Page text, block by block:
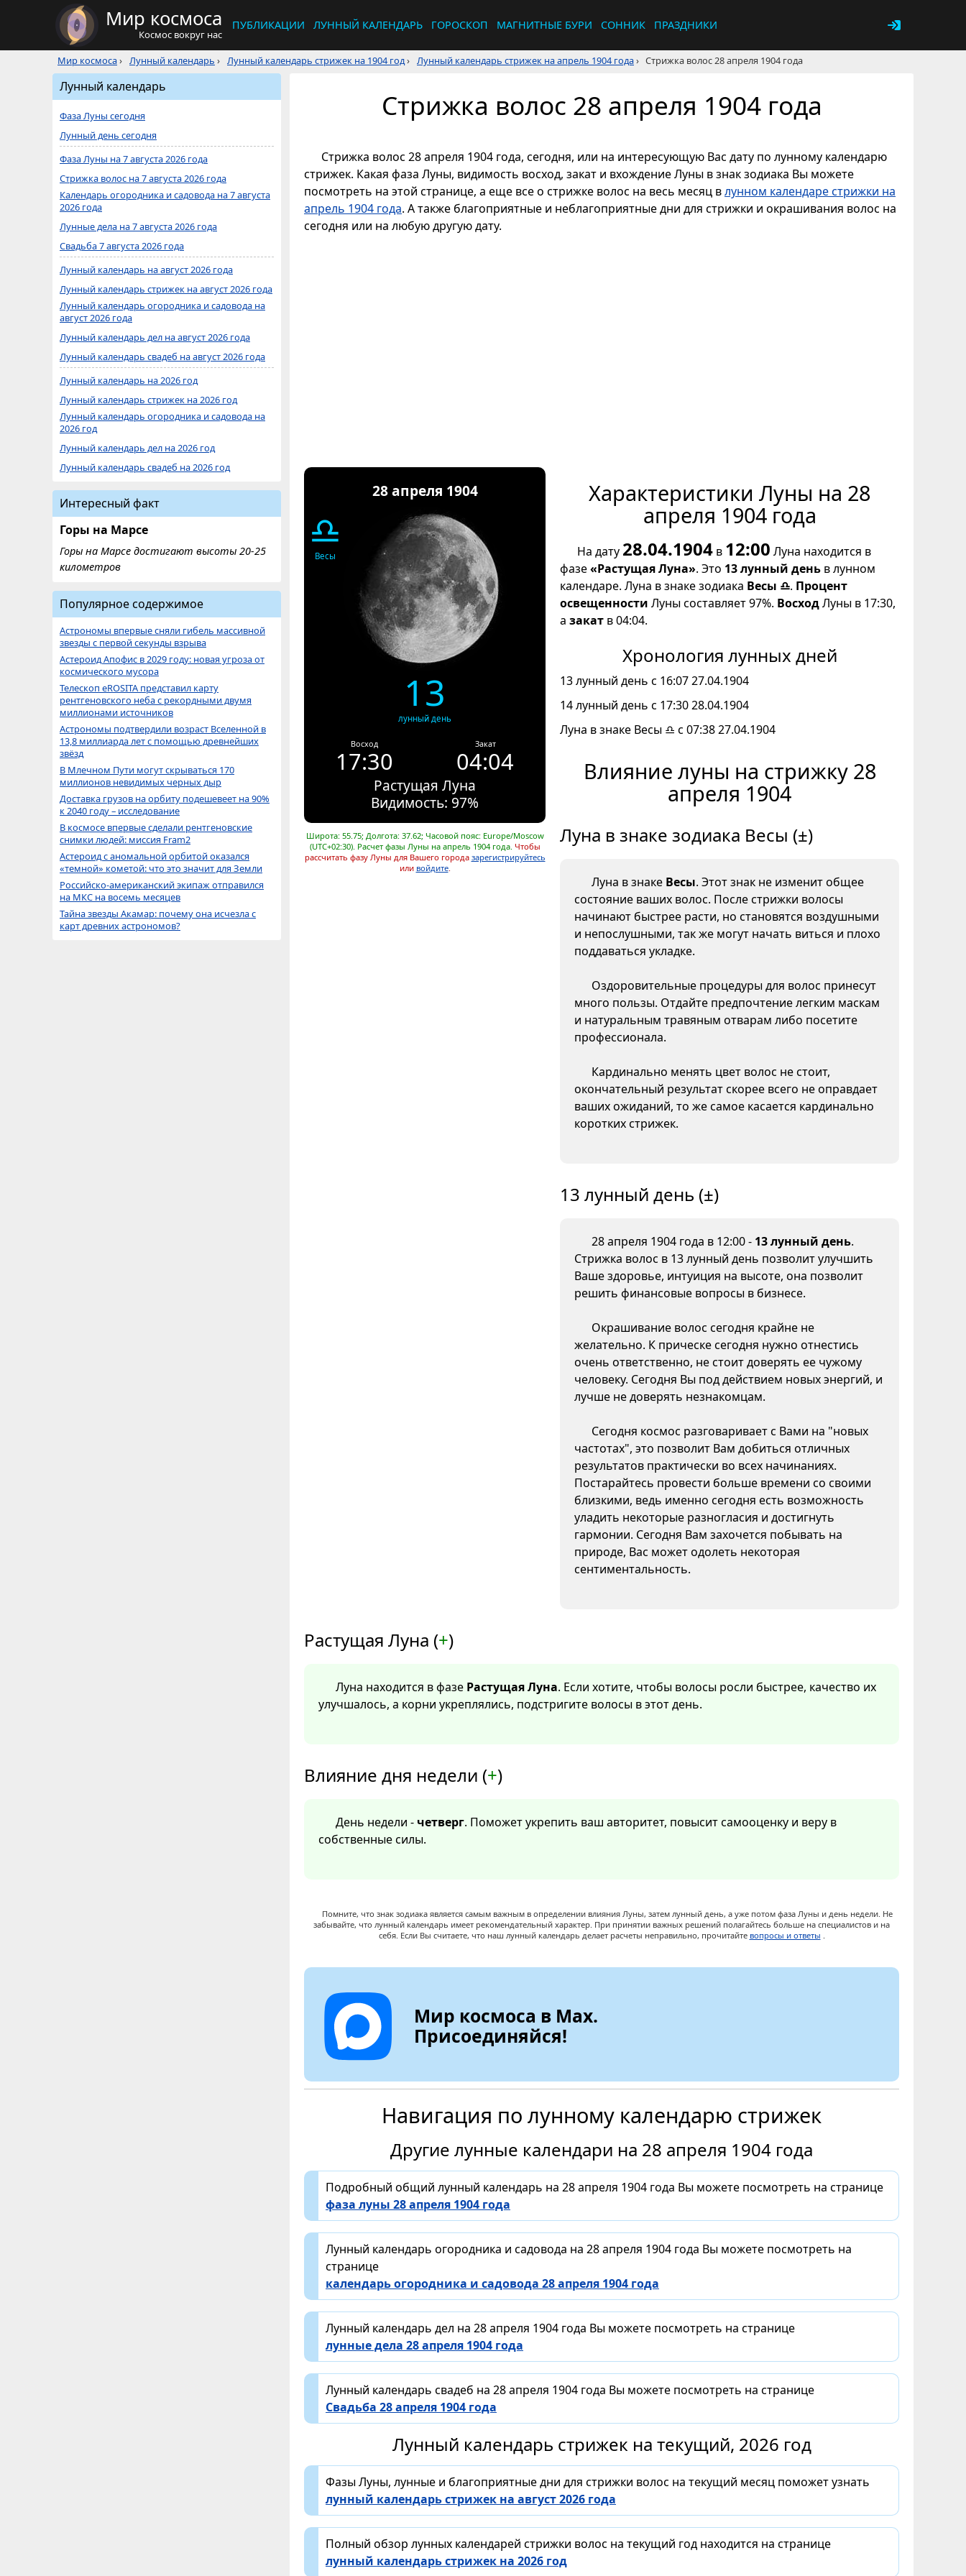
Мир космоса
Космос вокруг нас
ПУБЛИКАЦИИ ЛУННЫЙ КАЛЕНДАРЬ ГОРОСКОП МАГНИТНЫЕ БУРИ СОННИК ПРАЗДНИКИ
Мир космоса› Лунный календарь › Лунный календарь стрижек на 1904 год› Лунный календарь стрижек на апрель 1904 года› Стрижка волос 28 апреля 1904 года
Стрижка волос 28 апреля 1904 года
Стрижка волос 28 апреля 1904 года, сегодня, или на интересующую Вас дату по лунному календарю
стрижек. Какая фаза Луны, видимость восход, закат и вхождение Луны в знак зодиака Вы можете
посмотреть на этой странице, а еще все о стрижке волос на весь месяц влунном календаре стрижки на
апрель 1904 года. А также благоприятные и неблагоприятные дни для стрижки и окрашивания волос на
сегодня или на любую другую дату.
28 апреля 1904
♎
Весы
13
лунный день
Восход
17:30
Закат
04:04
Растущая Луна
Видимость: 97%
Широта: 55.75; Долгота: 37.62; Часовой пояс: Europe/Moscow
(UTC+02:30). Расчет фазы Луны на апрель 1904 года. Чтобы
рассчитать фазу Луны для Вашего города зарегистрируйтесь
или войдите.
Характеристики Луны на 28
апреля 1904 года
На дату 28.04.1904 в 12:00 Луна находится в
фазе«Растущая Луна». Это 13 лунный день в лунном
календаре. Луна в знаке зодиака Весы ♎. Процент
освещенности Луны составляет 97%. ВосходЛуны в 17:30,
а закат в 04:04.
Хронология лунных дней
13 лунный день с 16:07 27.04.1904
14 лунный день с 17:30 28.04.1904
Луна в знаке Весы ♎ с 07:38 27.04.1904
Влияние луны на стрижку 28
апреля 1904
Луна в знаке зодиака Весы (±)
Луна в знаке Весы. Этот знак не изменит общее
состояние ваших волос. После стрижки волосы
начинают быстрее расти, но становятся воздушными
и непослушными, так же могут начать виться и плохо
поддаваться укладке.
Оздоровительные процедуры для волос принесут
много пользы. Отдайте предпочтение легким маскам
и натуральным травяным отварам либо посетите
профессионала.
Кардинально менять цвет волос не стоит,
окончательный результат скорее всего не оправдает
ваших ожиданий, то же самое касается кардинально
коротких стрижек.
13 лунный день (±)
28 апреля 1904 года в 12:00 - 13 лунный день.
Стрижка волос в 13 лунный день позволит улучшить
Ваше здоровье, интуиция на высоте, она позволит
решить финансовые вопросы в бизнесе.
Окрашивание волос сегодня крайне не
желательно. К прическе сегодня нужно отнестись
очень ответственно, не стоит доверять ее чужому
человеку. Сегодня Вы под действием новых энергий, и
лучше не доверять незнакомцам.
Сегодня космос разговаривает с Вами на "новых
частотах", это позволит Вам добиться отличных
результатов практически во всех начинаниях.
Постарайтесь провести больше времени со своими
близкими, ведь именно сегодня есть возможность
уладить некоторые разногласия и достигнуть
гармонии. Сегодня Вам захочется побывать на
природе, Вас может одолеть некоторая
сентиментальность.
Растущая Луна (+)
Луна находится в фазе Растущая Луна. Если хотите, чтобы волосы росли быстрее, качество их
улучшалось, а корни укреплялись, подстригите волосы в этот день.
Влияние дня недели (+)
День недели - четверг. Поможет укрепить ваш авторитет, повысит самооценку и веру в
собственные силы.
Помните, что знак зодиака является самым важным в определении влияния Луны, затем лунный день, а уже потом фаза Луны и день недели. Не
забывайте, что лунный календарь имеет рекомендательный характер. При принятии важных решений полагайтесь больше на специалистов и на
себя. Если Вы считаете, что наш лунный календарь делает расчеты неправильно, прочитайте вопросы и ответы .
Мир космоса в Max.
Присоединяйся!
Навигация по лунному календарю стрижек
Другие лунные календари на 28 апреля 1904 года
Подробный общий лунный календарь на 28 апреля 1904 года Вы можете посмотреть на странице
фаза луны 28 апреля 1904 года
Лунный календарь огородника и садовода на 28 апреля 1904 года Вы можете посмотреть на
странице
календарь огородника и садовода 28 апреля 1904 года
Лунный календарь дел на 28 апреля 1904 года Вы можете посмотреть на странице
лунные дела 28 апреля 1904 года
Лунный календарь свадеб на 28 апреля 1904 года Вы можете посмотреть на странице
Свадьба 28 апреля 1904 года
Лунный календарь стрижек на текущий, 2026 год
Фазы Луны, лунные и благоприятные дни для стрижки волос на текущий месяц поможет узнать
лунный календарь стрижек на август 2026 года
Полный обзор лунных календарей стрижки волос на текущий год находится на странице
лунный календарь стрижек на 2026 год
Лунный календарь
Фаза Луны сегодня
Лунный день сегодня
Фаза Луны на 7 августа 2026 года
Стрижка волос на 7 августа 2026 года
Календарь огородника и садовода на 7 августа
2026 года
Лунные дела на 7 августа 2026 года
Свадьба 7 августа 2026 года
Лунный календарь на август 2026 года
Лунный календарь стрижек на август 2026 года
Лунный календарь огородника и садовода на
август 2026 года
Лунный календарь дел на август 2026 года
Лунный календарь свадеб на август 2026 года
Лунный календарь на 2026 год
Лунный календарь стрижек на 2026 год
Лунный календарь огородника и садовода на
2026 год
Лунный календарь дел на 2026 год
Лунный календарь свадеб на 2026 год
Интересный факт
Горы на Марсе
Горы на Марсе достигают высоты 20-25
километров
Популярное содержимое
Астрономы впервые сняли гибель массивной
звезды с первой секунды взрыва
Астероид Апофис в 2029 году: новая угроза от
космического мусора
Телескоп eROSITA представил карту
рентгеновского неба с рекордными двумя
миллионами источников
Астрономы подтвердили возраст Вселенной в
13,8 миллиарда лет с помощью древнейших
звёзд
В Млечном Пути могут скрываться 170
миллионов невидимых черных дыр
Доставка грузов на орбиту подешевеет на 90%
к 2040 году – исследование
В космосе впервые сделали рентгеновские
снимки людей: миссия Fram2
Астероид с аномальной орбитой оказался
«темной» кометой: что это значит для Земли
Российско-американский экипаж отправился
на МКС на восемь месяцев
Тайна звезды Акамар: почему она исчезла с
карт древних астрономов?